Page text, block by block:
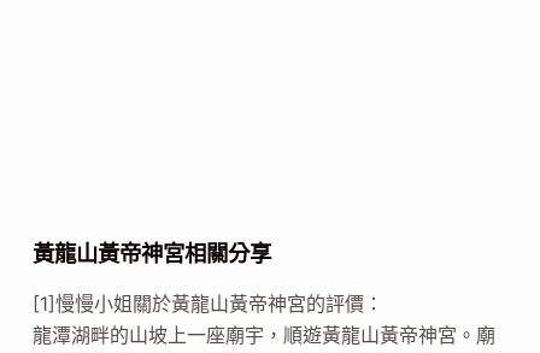
黃龍山黃帝神宮相關分享
[1]慢慢小姐關於黃龍山黃帝神宮的評價：
龍潭湖畔的山坡上一座廟宇，順遊黃龍山黃帝神宮。廟